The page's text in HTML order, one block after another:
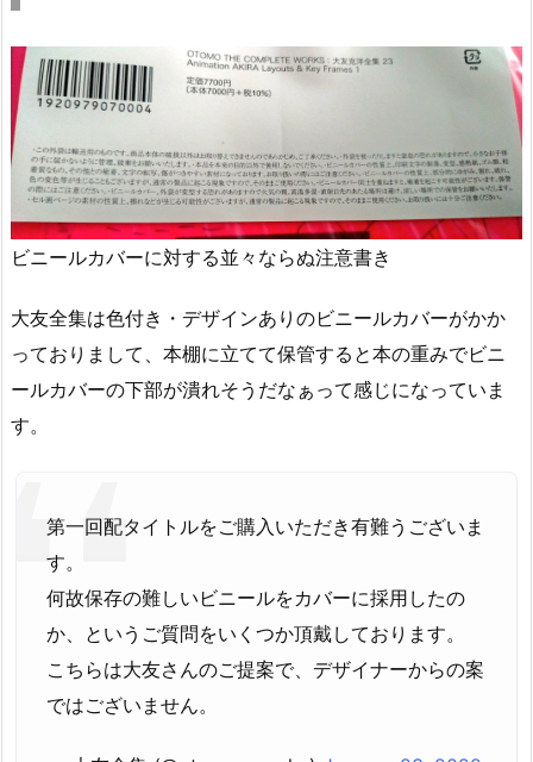
ビニールカバーに対する並々ならぬ注意書き
大友全集は色付き・デザインありのビニールカバーがかか
っておりまして、本棚に立てて保管すると本の重みでビニ
ールカバーの下部が潰れそうだなぁって感じになっていま
す。
第一回配タイトルをご購入いただき有難うございま
す。
何故保存の難しいビニールをカバーに採用したの
か、というご質問をいくつか頂戴しております。
こちらは大友さんのご提案で、デザイナーからの案
ではございません。